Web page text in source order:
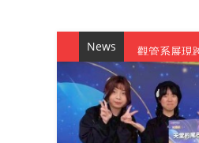
News
觀管系展現
學務處舉
成人之美成
金曲陣容強